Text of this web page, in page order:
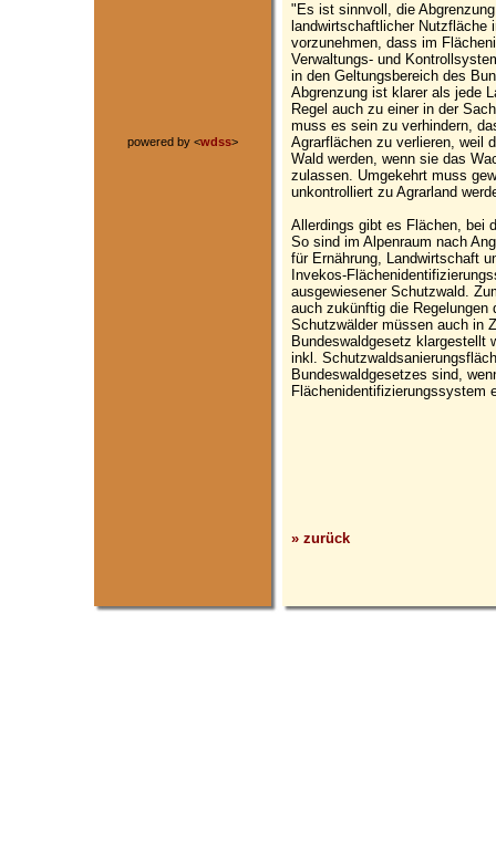
powered by <wdss>
"Es ist sinnvoll, die
landwirtschaftlicher Nutzfläche
vorzunehmen, dass im
Verwaltungs- und
in den Geltungsbereich des
Abgrenzung ist klarer als jede
Regel auch zu einer in der
muss es sein zu verhindern,
Agrarflächen zu verlieren, weil
Wald werden, wenn sie das
zulassen. Umgekehrt muss
unkontrolliert zu Agrarland
Allerdings gibt es Flächen, bei
So sind im Alpenraum nach
für Ernährung, Landwirtschaft
Invekos-
ausgewiesener Schutzwald.
auch zukünftig die Regelungen
Schutzwälder müssen auch in
Bundeswaldgesetz klargestellt
inkl.
Bundeswaldgesetzes sind,
Flächenidentifizierungssystem
» zurück